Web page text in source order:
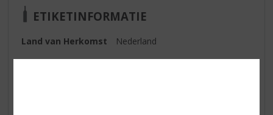
ETIKETINFORMATIE
Land van Herkomst
Nederland
Inhoud
100 CL